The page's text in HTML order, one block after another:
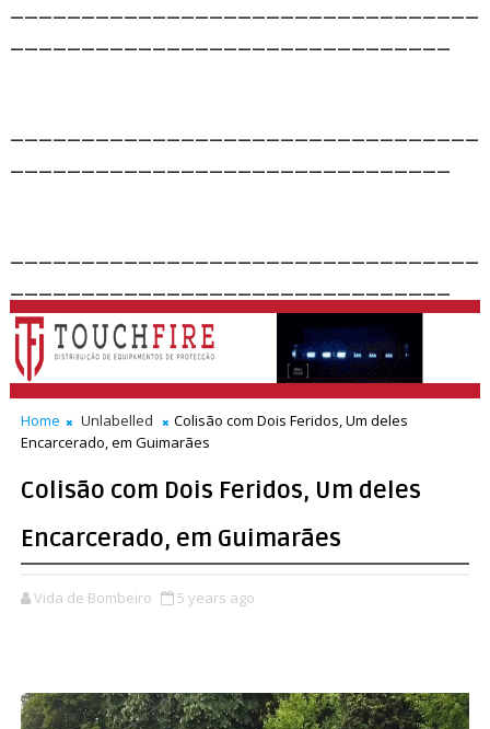
Home Unlabelled
Colisão com Dois Feridos, Um deles
Encarcerado, em Guimarães
Colisão com Dois Feridos, Um deles
Encarcerado, em Guimarães
Vida de Bombeiro 5 years ago